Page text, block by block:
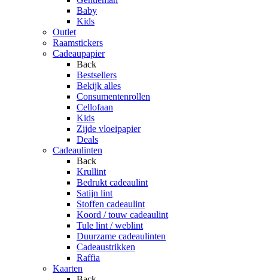
Baby
Kids
Outlet
Raamstickers
Cadeaupapier
Back
Bestsellers
Bekijk alles
Consumentenrollen
Cellofaan
Kids
Zijde vloeipapier
Deals
Cadeaulinten
Back
Krullint
Bedrukt cadeaulint
Satijn lint
Stoffen cadeaulint
Koord / touw cadeaulint
Tule lint / weblint
Duurzame cadeaulinten
Cadeaustrikken
Raffia
Kaarten